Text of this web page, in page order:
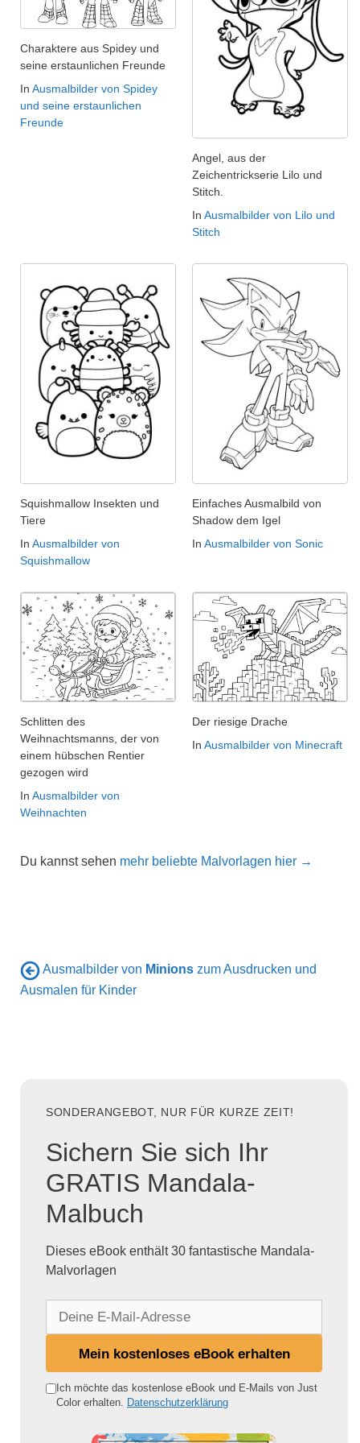
Charaktere aus Spidey und
seine erstaunlichen Freunde
In Ausmalbilder von Spidey
und seine erstaunlichen
Freunde
Angel, aus der
Zeichentrickserie Lilo und
Stitch.
In Ausmalbilder von Lilo und
Stitch
Squishmallow Insekten und
Tiere
In Ausmalbilder von
Squishmallow
Einfaches Ausmalbild von
Shadow dem Igel
In Ausmalbilder von Sonic
Schlitten des
Weihnachtsmanns, der von
einem hübschen Rentier
gezogen wird
In Ausmalbilder von
Weihnachten
Der riesige Drache
In Ausmalbilder von Minecraft
Du kannst sehen mehr beliebte Malvorlagen hier →
Ausmalbilder von Minions zum Ausdrucken und
Ausmalen für Kinder
SONDERANGEBOT, NUR FÜR KURZE ZEIT!
Sichern Sie sich Ihr
GRATIS Mandala-
Malbuch
Dieses eBook enthält 30 fantastische Mandala-
Malvorlagen
e
Mein kostenloses eBook erhalten
Ich möchte das kostenlose eBook und E-Mails von Just
Color erhalten. Datenschutzerklärung